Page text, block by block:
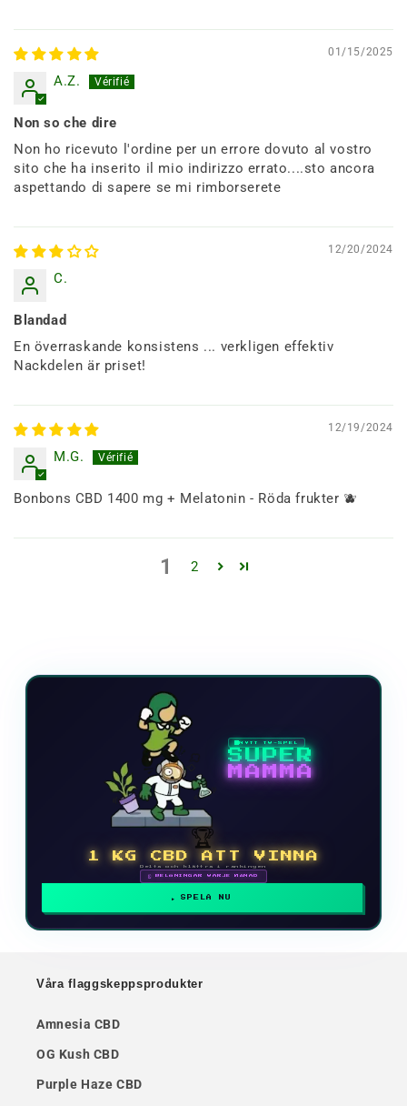
01/15/2025
A.Z.
Non so che dire
Non ho ricevuto l'ordine per un errore dovuto al vostro
sito che ha inserito il mio indirizzo errato....sto ancora
aspettando di sapere se mi rimborserete
12/20/2024
C.
Blandad
En överraskande konsistens ... verkligen effektiv
Nackdelen är priset!
12/19/2024
M.G.
Bonbons CBD 1400 mg + Melatonin - Röda frukter 🫐
1 2
NYTT TV-SPEL
SUPER
MAMMA
🏆
1 KG CBD ATT VINNA
Delta och klättra i rankingen
🗓 BELÖNINGAR VARJE MÅNAD
SPELA NU
Våra flaggskeppsprodukter
Amnesia CBD
OG Kush CBD
Purple Haze CBD